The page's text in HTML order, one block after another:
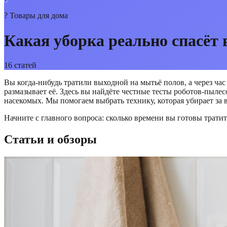
? Товары для дома
Какая уборка реально
16 статей
Вы когда-нибудь тратили выходной на мытьё полов, а через
размазывает её. Здесь вы найдёте честные тесты роботов-
насекомых. Мы помогаем выбрать технику, которая убирает за
Начните с главного вопроса: сколько времени вы готовы
Статьи и обзоры